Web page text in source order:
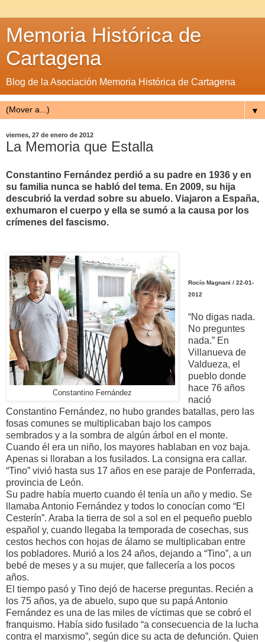
Memoria Histórica de
Cartagena
Blog de la Asociación Memoria Histórica de Cartagena
▼
viernes, 27 de enero de 2012
La Memoria que Estalla
Constantino Fernández perdió a su padre en 1936 y en
su familia nunca se habló del tema. En 2009, su hija
descubrió la verdad sobre su abuelo. Viajaron a España,
exhumaron el cuerpo y ella se sumó a la causa por los
crímenes del fascismo.
Constantino Fernández
Rocío Magnani / 22-01-
2012
“No digas nada.
No preguntes
nada.” En
Villanueva de
Valdueza, el
pueblo donde
hace 76 años
nació
Constantino Fernández, no hubo grandes batallas, pero las
fosas comunes se multiplicaban bajo los campos
sembrados y a la sombra de algún árbol en el monte.
Cuando él era un niño, los mayores hablaban en voz baja.
Apenas si lloraban a los fusilados. La consigna era callar.
“Tino” vivió hasta sus 17 años en ese paraje de Ponferrada,
provincia de León.
Su padre había muerto cuando él tenía un año y medio. Se
llamaba Antonio Fernández y todos lo conocían como “El
Cesterín”. Araba la tierra de sol a sol en el pequeño pueblo
español y, cuando llegaba la temporada de cosechas, sus
cestos hechos con hojas de álamo se multiplicaban entre
los pobladores. Murió a los 24 años, dejando a “Tino”, a un
bebé de meses y a su mujer, que fallecería a los pocos
años.
El tiempo pasó y Tino dejó de hacerse preguntas. Recién a
los 75 años, ya de abuelo, supo que su papá Antonio
Fernández es una de las miles de víctimas que se cobró el
franquismo. Había sido fusilado “a consecuencia de la lucha
contra el marxismo”, según dice su acta de defunción. Quien